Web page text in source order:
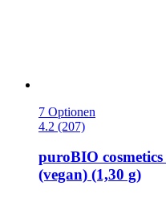
7 Optionen
4.2 (207)
puroBIO cosmetics
(vegan) (1,30 g)